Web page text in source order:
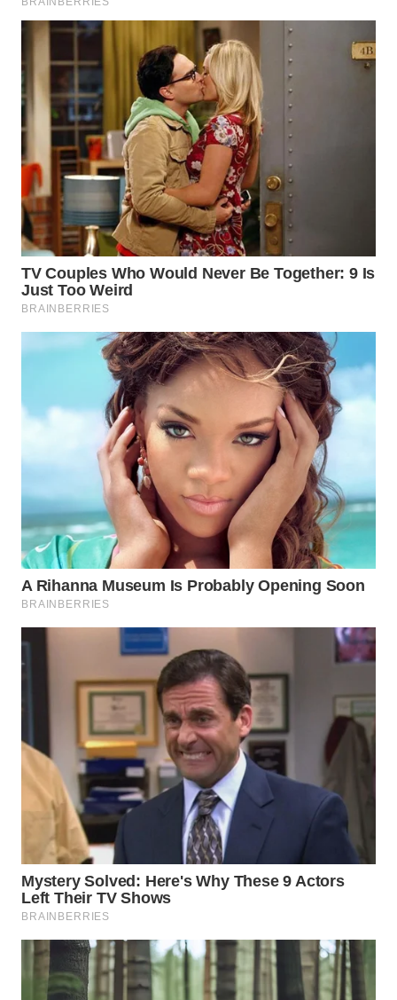
WN
TANGERANG
WN
BINJAI
WN
CIREBON
WN
INDRAMAYU
WN
KUNINGAN
WN
MAJALENGKA
WN
SUKABUMI
WN
PURWAKARTA
PRIANGAN
WN
SOLO
WN
BOROBUDUR
WN
MADURA
WN
SURABAYA